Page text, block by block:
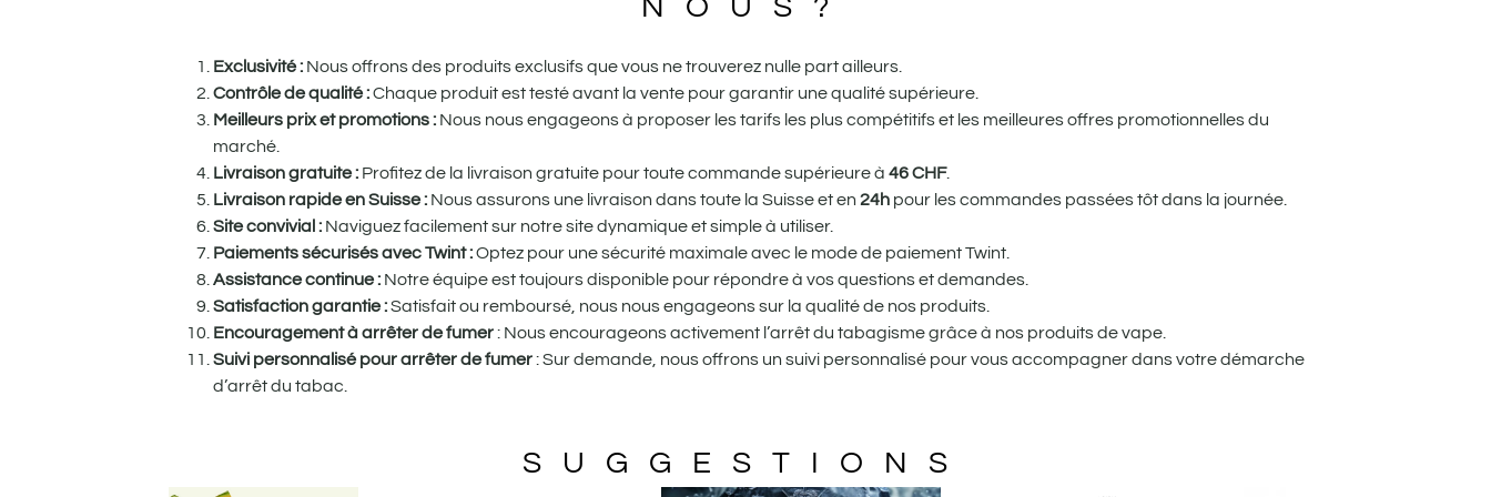
NOUS?
Exclusivité : Nous offrons des produits exclusifs que vous ne trouverez nulle part ailleurs.
Contrôle de qualité :Chaque produit est testé avant la vente pour garantir une qualité supérieure.
Meilleurs prix et promotions : Nous nous engageons à proposer les tarifs les plus compétitifs et les meilleures offres promotionnelles du
marché.
Livraison gratuite : Profitez de la livraison gratuite pour toute commande supérieure à 46CHF.
Livraison rapide en Suisse : Nous assurons une livraison dans toute la Suisse et en 24h pour les commandes passées tôt dans la journée.
Site convivial : Naviguez facilement sur notre site dynamique et simple à utiliser.
Paiements sécurisés avec Twint :Optez pour une sécurité maximale avec le mode de paiement Twint.
Assistance continue : Notre équipe est toujours disponible pour répondre à vos questions et demandes.
Satisfaction garantie :Satisfait ou remboursé, nous nous engageons sur la qualité de nos produits.
Encouragement à arrêter de fumer: Nous encourageons activement l’arrêt du tabagisme grâce à nos produits de vape.
Suivi personnalisé pour arrêter de fumer: Sur demande, nous offrons un suivi personnalisé pour vous accompagner dans votre démarche
d’arrêt du tabac.
SUGGESTIONS